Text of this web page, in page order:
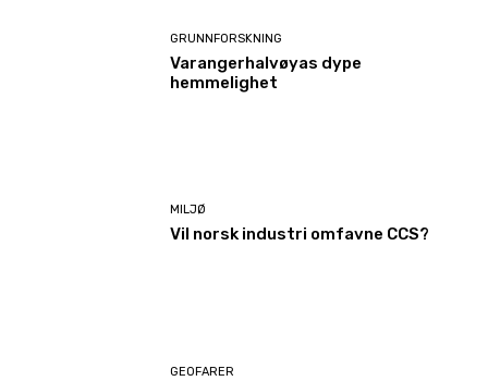
GRUNNFORSKNING
Varangerhalvøyas dype
hemmelighet
MILJØ
Vil norsk industri omfavne CCS?
GEOFARER